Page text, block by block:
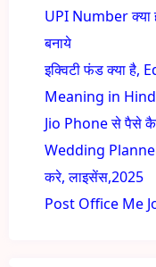
UPI Number क्या
बनाये
इक्विटी फंड क्या है,
Meaning in
Jio Phone से पैसे
Wedding
करे, लाइसेंस,2025
Post Office Me